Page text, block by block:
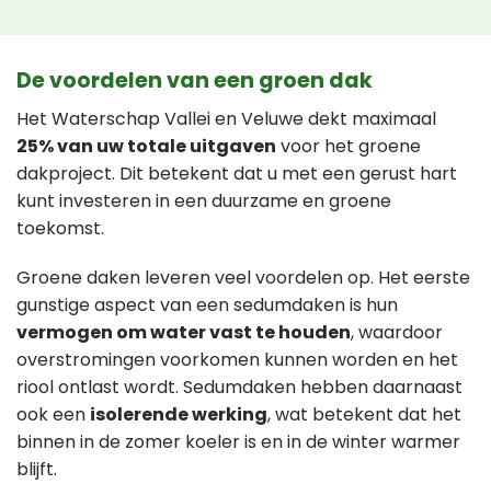
De voordelen van een groen dak
Het Waterschap Vallei en Veluwe dekt maximaal
25% van uw totale uitgaven voor het groene
dakproject. Dit betekent dat u met een gerust hart
kunt investeren in een duurzame en groene
toekomst.
Groene daken leveren veel voordelen op. Het eerste
gunstige aspect van een sedumdaken is hun
vermogen om water vast te houden, waardoor
overstromingen voorkomen kunnen worden en het
riool ontlast wordt. Sedumdaken hebben daarnaast
ook een isolerende werking, wat betekent dat het
binnen in de zomer koeler is en in de winter warmer
blijft.